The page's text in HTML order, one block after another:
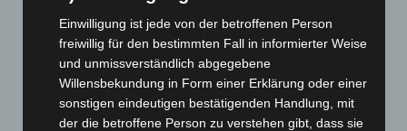
Juli 2025
(90)
Juni 2025(103)
Mai 2025 (112)
April 2025(88)
März 2025(111)
Einwilligung ist jede von der betroffenen Person
freiwillig für den bestimmten Fall in informierter Weise
und unmissverständlich abgegebene
Willensbekundung in Form einer Erklärung oder einer
sonstigen eindeutigen bestätigenden Handlung, mit
der die betroffene Person zu verstehen gibt, dass sie